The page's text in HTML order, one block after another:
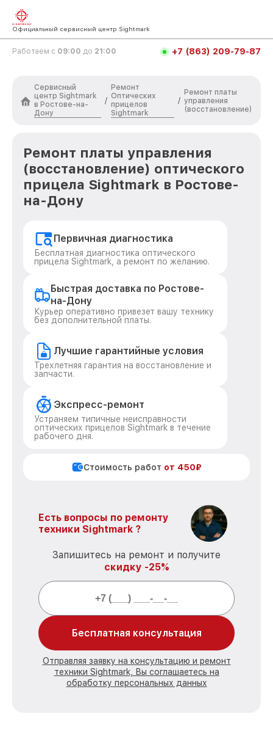
Официальный сервисный центр Sightmark
Работаем с 09:00 до 21:00 +7 (863) 209-79-87
Сервисный
центр Sightmark
в Ростове-на-
Дону
/
Ремонт
Оптических
прицелов
Sightmark
/
Ремонт платы
управления
(восстановление)
Ремонт платы управления
(восстановление) оптического
прицела Sightmark в Ростове-
на-Дону
Первичная диагностика
Бесплатная диагностика оптического
прицела Sightmark, а ремонт по желанию.
Быстрая доставка по Ростове-
на-Дону
Курьер оперативно привезет вашу технику
без дополнительной платы.
Лучшие гарантийные условия
Трехлетняя гарантия на восстановление и
запчасти.
Экспресс-ремонт
Устраняем типичные неисправности
оптических прицелов Sightmark в течение
рабочего дня.
Стоимость работ от 450₽
Есть вопросы по ремонту
техники Sightmark ?
Запишитесь на ремонт и получите
скидку -25%
Бесплатная консультация
Отправляя заявку на консультацию и ремонт
техники Sightmark, Вы соглашаетесь на
обработку персональных данных